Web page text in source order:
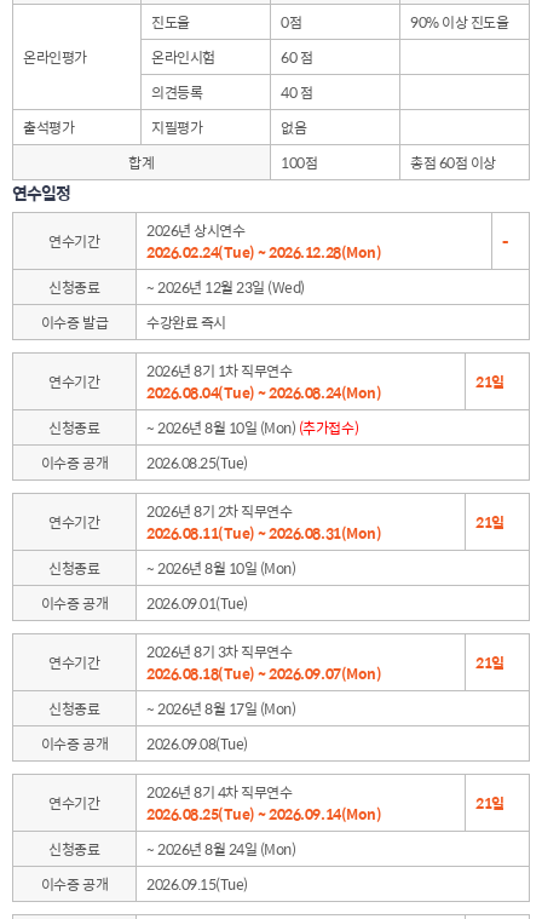
합계 100점 총점 60점 이상
온라인평가
진도율 0점
90% 이상 진도율
온라인시험
60 점
의견등록
40 점
출석평가
지필평가 없음
연수일정
연수기간
2026년 상시연수
2026.02.24(Tue) ~ 2026.12.28(Mon)
-
신청종료
~ 2026년 12월 23일 (Wed)
이수증 발급
수강완료 즉시
연수기간
2026년 8기 1차 직무연수
2026.08.04(Tue) ~ 2026.08.24(Mon)
21일
신청종료 ~ 2026년 8월 10일 (Mon) (추가접수)
이수증 공개
2026.08.25(Tue)
연수기간
2026년 8기 2차 직무연수
2026.08.11(Tue) ~ 2026.08.31(Mon)
21일
신청종료
~ 2026년 8월 10일 (Mon)
이수증 공개
2026.09.01(Tue)
연수기간
2026년 8기 3차 직무연수
2026.08.18(Tue) ~ 2026.09.07(Mon)
21일
신청종료
~ 2026년 8월 17일 (Mon)
이수증 공개
2026.09.08(Tue)
연수기간
2026년 8기 4차 직무연수
2026.08.25(Tue) ~ 2026.09.14(Mon)
21일
신청종료
~ 2026년 8월 24일 (Mon)
이수증 공개
2026.09.15(Tue)